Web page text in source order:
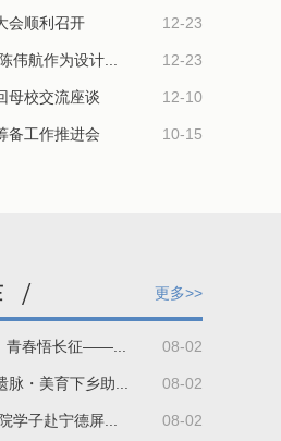
12-23
会顺利召开
12-23
伟航作为设计...
12-10
母校交流座谈
10-15
备工作推进会​
/ 更多>>
08-02
青春悟长征——...
08-02
・美育下乡助...
08-02
学子赴宁德屏...